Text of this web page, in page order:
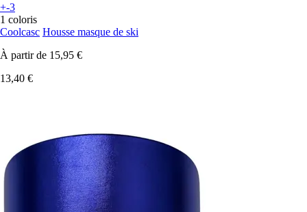
+-3
1 coloris
Coolcasc Housse masque de ski
À partir de 15,95 €
13,40 €